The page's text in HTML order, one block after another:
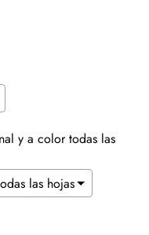
y a color todas las